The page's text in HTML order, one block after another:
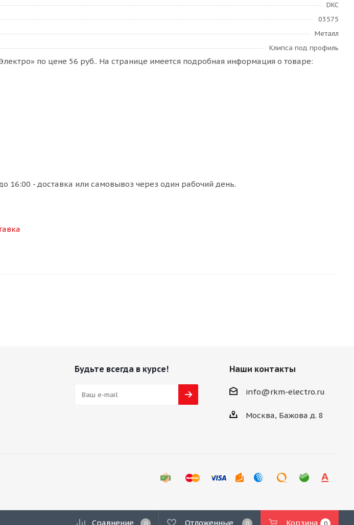
DKC
03575
Металл
Клипса под профиль
по цене 56 руб.. На странице имеется подробная информация о товаре:
16:00 - доставка или самовывоз через один рабочий день.
Будьте всегда в курсе! Наши контакты
info@rkm-electro.ru
Москва, Бажова д. 8
Сравнение 0 Отложенные 0 Корзина 0